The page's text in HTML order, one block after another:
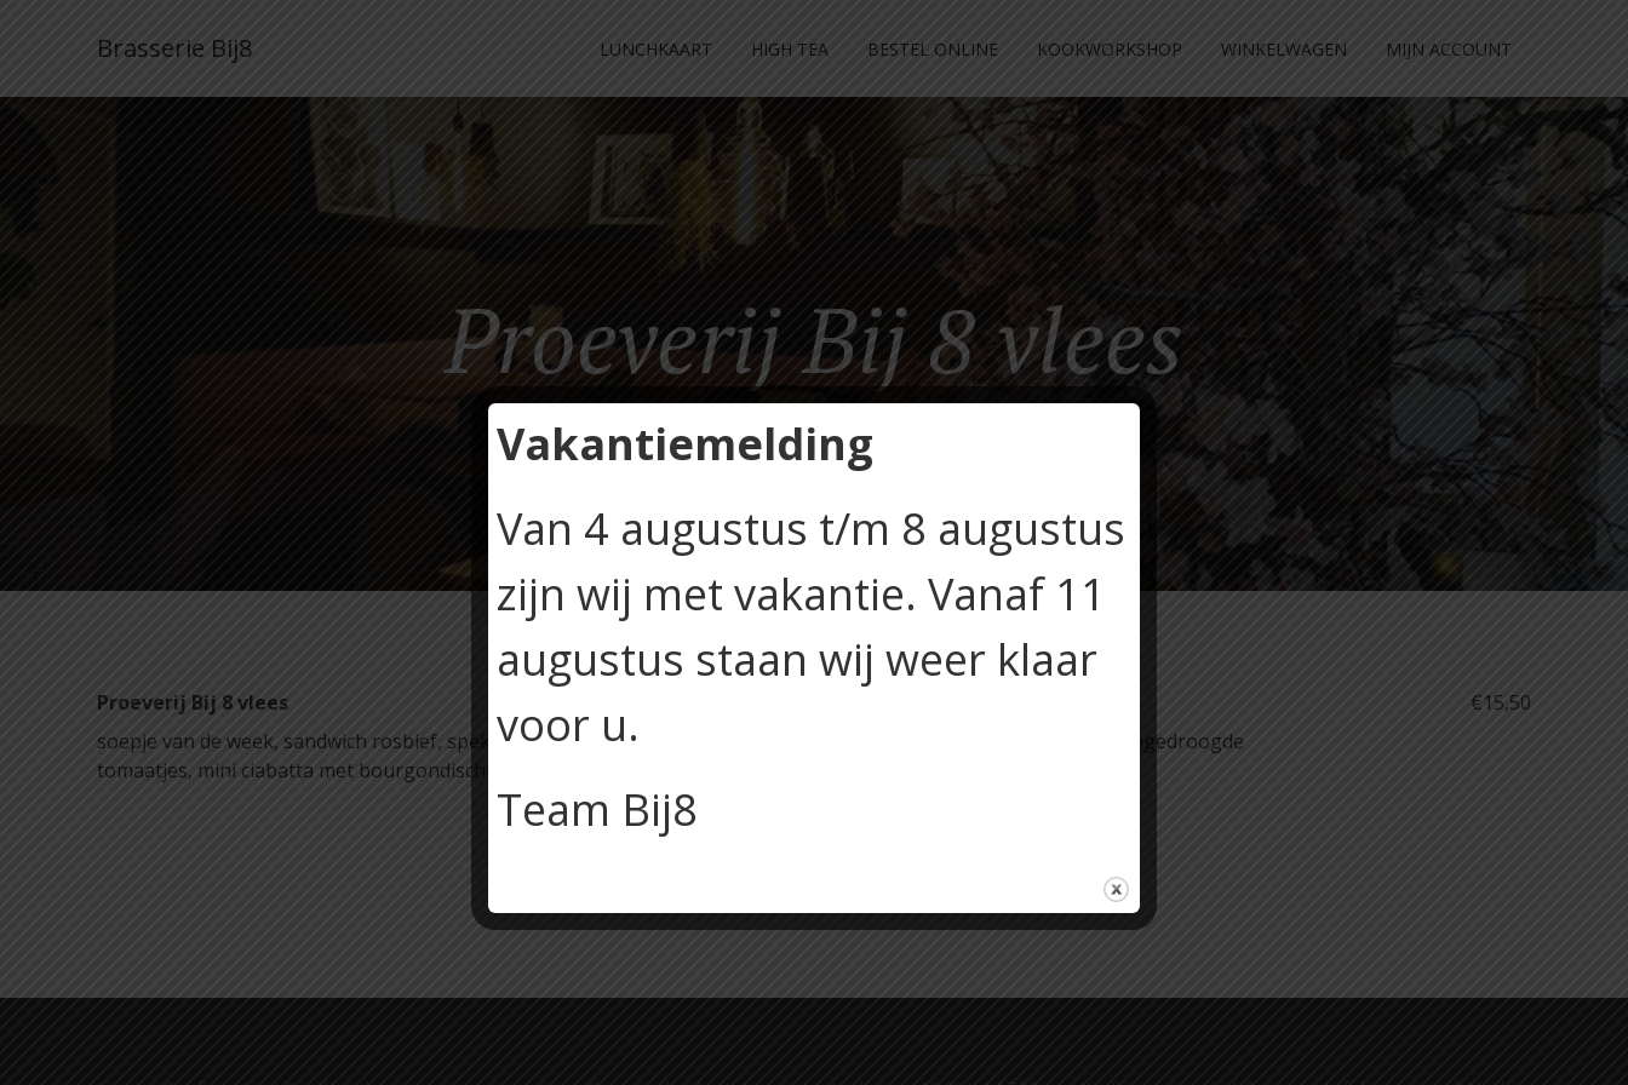
Brasserie Bij8 LUNCHKAART HIGH TEA BESTEL ONLINE KOOKWORKSHOP WINKELWAGEN MIJN ACCOUNT
Proeverij Bij 8 vlees
Proeverij Bij 8 vlees
€15,50
soepje van de week, sandwich rosbief, spekjes, truffelmayonaise, sandwich pesto-roomkaas met rauwe ham en zongedroogde
tomaatjes, mini ciabatta met bourgondische kroket en mosterdmayonaise
Vakantiemelding
Van 4 augustus t/m 8 augustus
zijn wij met vakantie. Vanaf 11
augustus staan wij weer klaar
voor u.
Team Bij8